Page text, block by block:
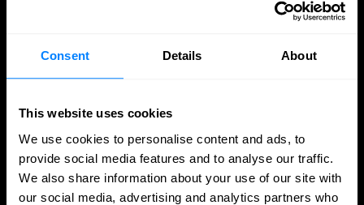
Consent Details About
This website uses cookies
We use cookies to personalise content and ads, to
provide social media features and to analyse our traffic.
We also share information about your use of our site with
our social media, advertising and analytics partners who